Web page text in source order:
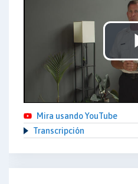
Mira usando YouTube
Transcripción